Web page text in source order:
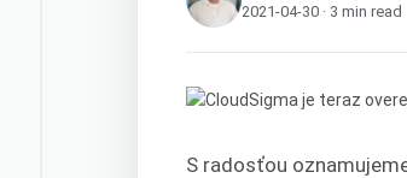
2021-04-30 · 3 min read
S radosťou